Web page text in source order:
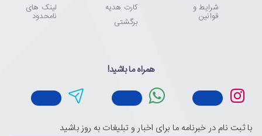
شرایط و
قوانین
کارت هدیه
برگشتی
لینک های
نامحدود
همراه ما باشید!
با ثبت نام در خبرنامه ما برای اخبار و تبلیغات به روز باشید